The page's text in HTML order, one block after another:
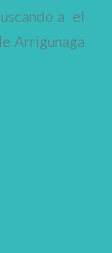
a el
Arrigunaga